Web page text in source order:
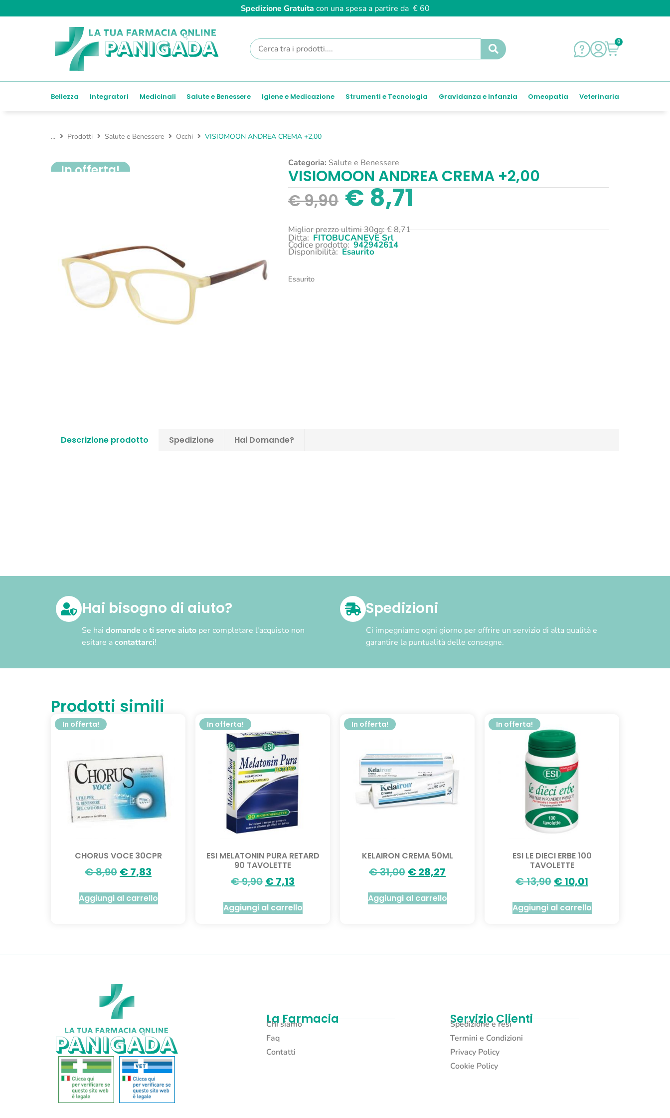
Spedizione Gratuita con una spesa a partire da € 60
0
Bellezza Integratori Medicinali Salute e Benessere Igiene e Medicazione Strumenti e Tecnologia Gravidanza e Infanzia Omeopatia Veterinaria
... Prodotti Salute e Benessere Occhi VISIOMOON ANDREA CREMA +2,00
In offerta! Categoria: Salute e Benessere
VISIOMOON ANDREA CREMA +2,00
€9,90 €8,71
Miglior prezzo ultimi 30gg:€8,71
Ditta: FITOBUCANEVE Srl
Codice prodotto: 942942614
Disponibilità: Esaurito
Esaurito
Descrizione prodotto Spedizione Hai Domande?
Hai bisogno di aiuto?
Se hai domande o ti serve aiuto per completare l'acquisto non
esitare acontattarci!
Spedizioni
Ci impegniamo ogni giorno per offrire un servizio di alta qualità e
garantire la puntualità delle consegne.
Prodotti simili
In offerta!
CHORUS VOCE 30CPR
€8,90 €7,83
Aggiungi al carrello
In offerta!
ESI MELATONIN PURA RETARD
90 TAVOLETTE
€9,90 €7,13
Aggiungi al carrello
In offerta!
KELAIRON CREMA 50ML
€31,00 €28,27
Aggiungi al carrello
In offerta!
ESI LE DIECI ERBE 100
TAVOLETTE
€13,90 €10,01
Aggiungi al carrello
La Farmacia
Chi siamo
Faq
Contatti
Servizio Clienti
Spedizione e resi
Termini e Condizioni
Privacy Policy
Cookie Policy